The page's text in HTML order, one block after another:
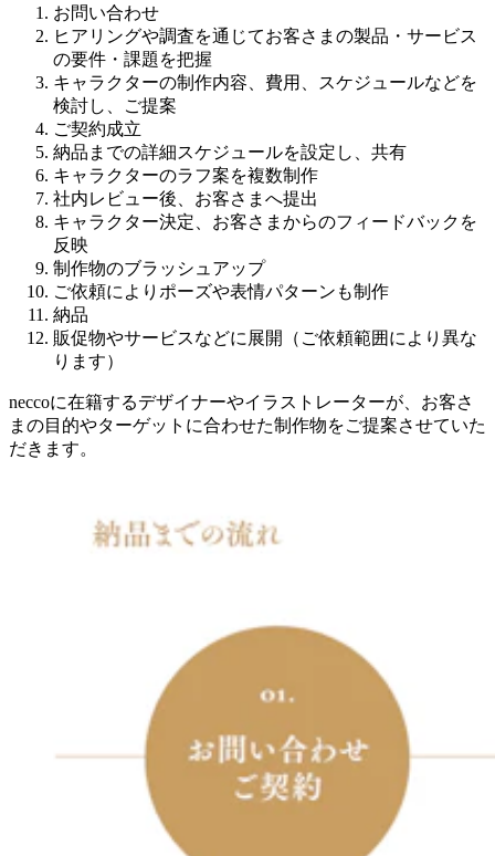
お問い合わせ
ヒアリングや調査を通じてお客さまの製品・サービス
の要件・課題を把握
キャラクターの制作内容、費用、スケジュールなどを
検討し、ご提案
ご契約成立
納品までの詳細スケジュールを設定し、共有
キャラクターのラフ案を複数制作
社内レビュー後、お客さまへ提出
キャラクター決定、お客さまからのフィードバックを
反映
制作物のブラッシュアップ
ご依頼によりポーズや表情パターンも制作
納品
販促物やサービスなどに展開（ご依頼範囲により異な
ります）
neccoに在籍するデザイナーやイラストレーターが、お客さ
まの目的やターゲットに合わせた制作物をご提案させていた
だきます。